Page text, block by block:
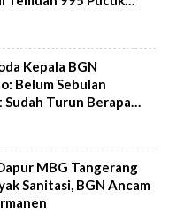
Kepala BGN
Belum Sebulan
Turun Berapa
MBG Tangerang
Sanitasi, BGN Ancam